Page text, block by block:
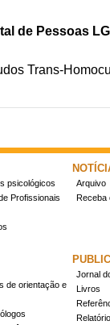
de Pessoas
Trans-
psicológicos
Profissionais
de orientação e
Arquivo
Receba
Jornal
Livros